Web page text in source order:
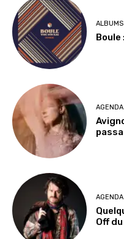
ALBUMS
Boule
AGENDA
AGENDA
Off